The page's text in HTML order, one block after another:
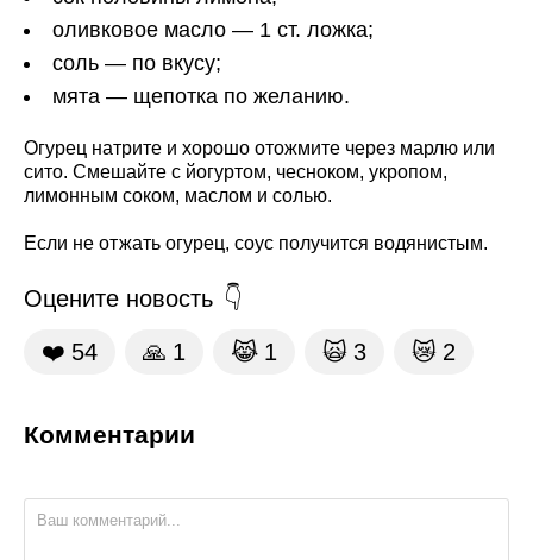
оливковое масло — 1 ст. ложка;
соль — по вкусу;
мята — щепотка по желанию.
Огурец натрите и хорошо отожмите через марлю или
сито. Смешайте с йогуртом, чесноком, укропом,
лимонным соком, маслом и солью.
Если не отжать огурец, соус получится водянистым.
Оцените новость
❤️ 54 🙏 1 😹 1 🙀 3 😿 2
Комментарии